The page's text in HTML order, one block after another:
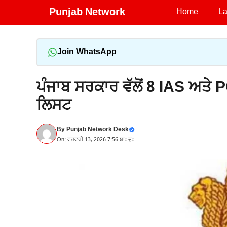
Punjab Network Home
Join WhatsApp
ਪੰਜਾਬ ਸਰਕਾਰ ਵੱਲੋਂ 8 IAS ਅਤੇ
ਲਿਸਟ
ByPunjab Network Desk
On: ਫਰਵਰੀ 13, 2026 7:56 ਬਾਃ ਦੁਃ